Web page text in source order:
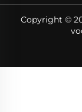
Copyright ©